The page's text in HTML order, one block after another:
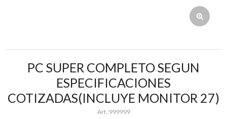
PC SUPER COMPLETO SEGUN
ESPECIFICACIONES
COTIZADAS(INCLUYE MONITOR 27)
999999